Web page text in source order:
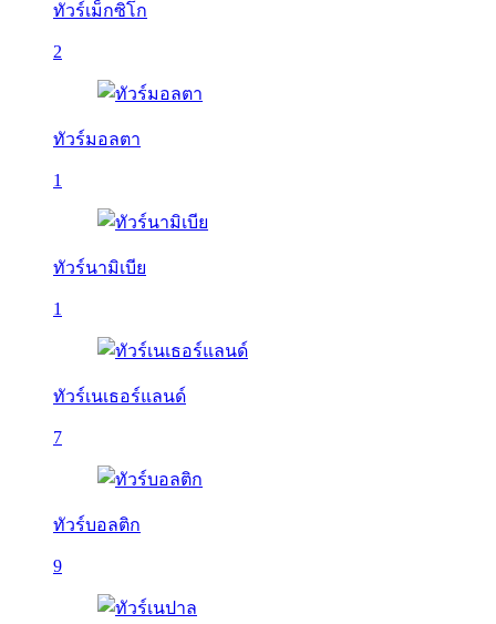
ทัวร์เม็กซิโก
2
ทัวร์มอลตา
1
ทัวร์นามิเบีย
1
ทัวร์เนเธอร์แลนด์
7
ทัวร์บอลติก
9